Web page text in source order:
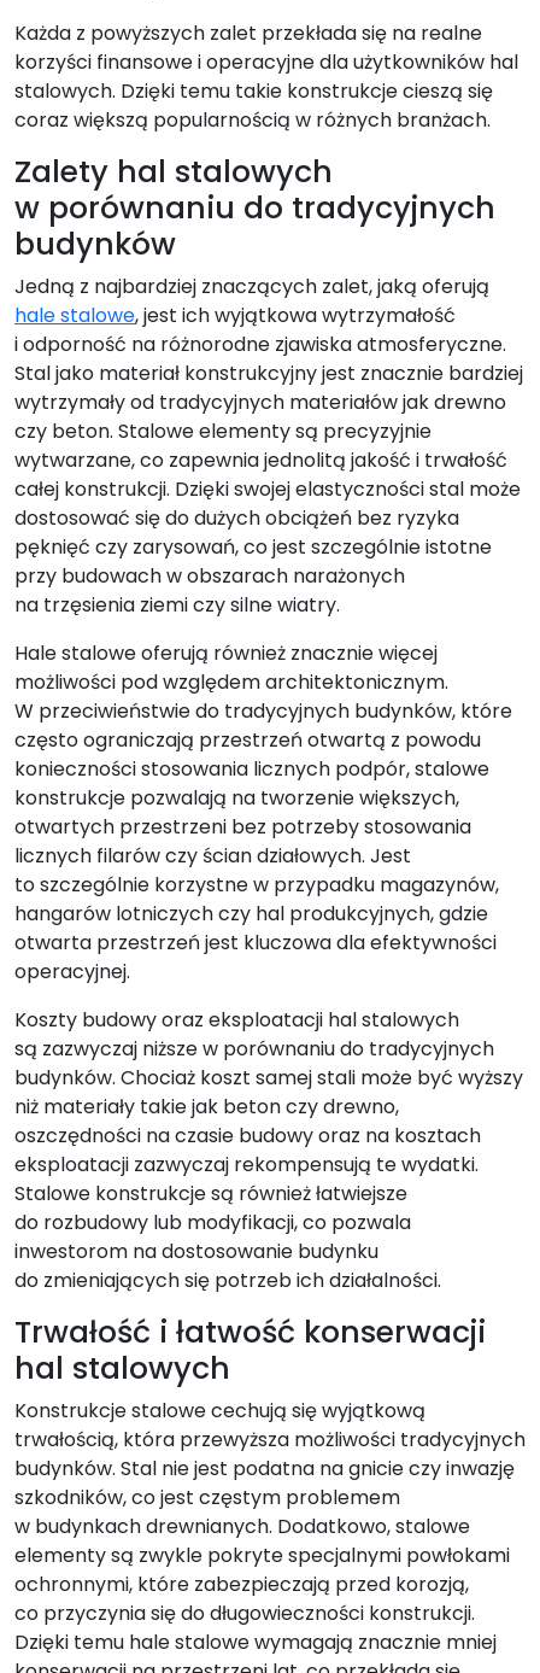
Każda z powyższych zalet przekłada się na realne
korzyści finansowe i operacyjne dla użytkowników hal
stalowych. Dzięki temu takie konstrukcje cieszą się
coraz większą popularnością w różnych branżach.
Zalety hal stalowych
w porównaniu do tradycyjnych
budynków
Jedną z najbardziej znaczących zalet, jaką oferują
hale stalowe, jest ich wyjątkowa wytrzymałość
i odporność na różnorodne zjawiska atmosferyczne.
Stal jako materiał konstrukcyjny jest znacznie bardziej
wytrzymały od tradycyjnych materiałów jak drewno
czy beton. Stalowe elementy są precyzyjnie
wytwarzane, co zapewnia jednolitą jakość i trwałość
całej konstrukcji. Dzięki swojej elastyczności stal może
dostosować się do dużych obciążeń bez ryzyka
pęknięć czy zarysowań, co jest szczególnie istotne
przy budowach w obszarach narażonych
na trzęsienia ziemi czy silne wiatry.
Hale stalowe oferują również znacznie więcej
możliwości pod względem architektonicznym.
W przeciwieństwie do tradycyjnych budynków, które
często ograniczają przestrzeń otwartą z powodu
konieczności stosowania licznych podpór, stalowe
konstrukcje pozwalają na tworzenie większych,
otwartych przestrzeni bez potrzeby stosowania
licznych filarów czy ścian działowych. Jest
to szczególnie korzystne w przypadku magazynów,
hangarów lotniczych czy hal produkcyjnych, gdzie
otwarta przestrzeń jest kluczowa dla efektywności
operacyjnej.
Koszty budowy oraz eksploatacji hal stalowych
są zazwyczaj niższe w porównaniu do tradycyjnych
budynków. Chociaż koszt samej stali może być wyższy
niż materiały takie jak beton czy drewno,
oszczędności na czasie budowy oraz na kosztach
eksploatacji zazwyczaj rekompensują te wydatki.
Stalowe konstrukcje są również łatwiejsze
do rozbudowy lub modyfikacji, co pozwala
inwestorom na dostosowanie budynku
do zmieniających się potrzeb ich działalności.
Trwałość i łatwość konserwacji
hal stalowych
Konstrukcje stalowe cechują się wyjątkową
trwałością, która przewyższa możliwości tradycyjnych
budynków. Stal nie jest podatna na gnicie czy inwazję
szkodników, co jest częstym problemem
w budynkach drewnianych. Dodatkowo, stalowe
elementy są zwykle pokryte specjalnymi powłokami
ochronnymi, które zabezpieczają przed korozją,
co przyczynia się do długowieczności konstrukcji.
Dzięki temu hale stalowe wymagają znacznie mniej